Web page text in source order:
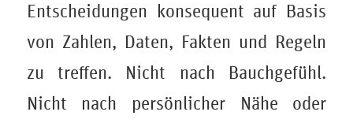
Entscheidungen konsequent auf Basis
von Zahlen, Daten, Fakten und Regeln
zu treffen. Nicht nach Bauchgefühl.
Nicht nach persönlicher Nähe oder